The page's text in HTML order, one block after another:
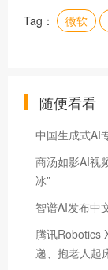
Tag： 微软
随便看看
中国生成式AI
商汤如影AI视
冰”
智谱AI发布中
腾讯Robotics
递、抱老人起